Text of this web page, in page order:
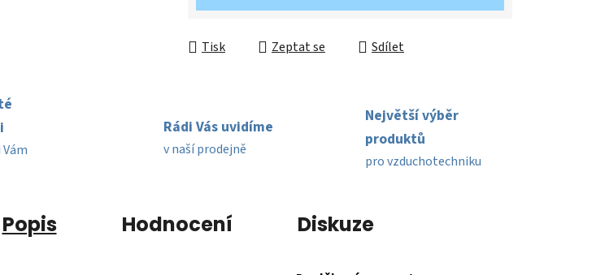
Tisk Zeptat se Sdílet
Rádi Vás uvidíme
v naší prodejně
Největší výběr
produktů
pro vzduchotechniku
Popis Hodnocení Diskuze